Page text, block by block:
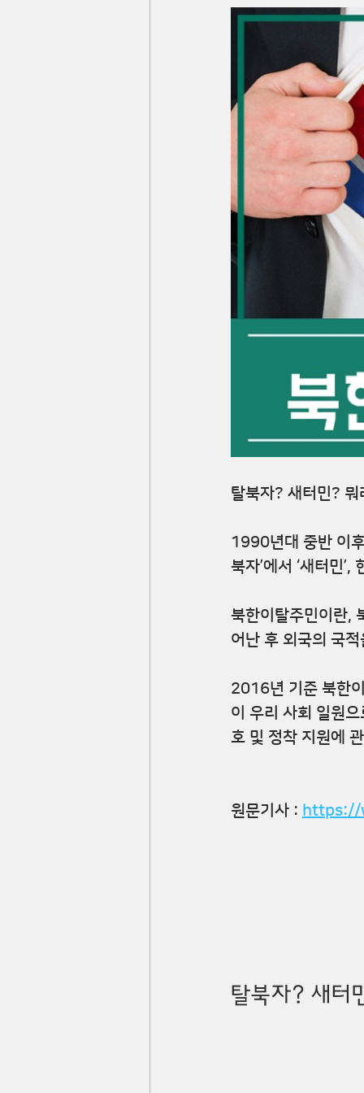
탈북자? 새터민?
1990년대 중반 이
북자’에서 ‘새터민
북한이탈주민이란,
어난 후 외국의 국
2016년 기준 북한
이 우리 사회 일원
호 및 정착 지원에
원문기사 : https://
탈북자? 새터